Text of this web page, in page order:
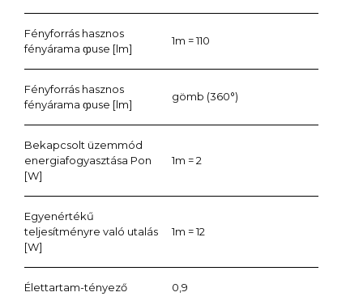
Fényforrás hasznos
fényárama ჶuse [lm]
1m = 110
Fényforrás hasznos
fényárama ჶuse [lm]
gömb (360°)
Bekapcsolt üzemmód
energiafogyasztása Pon
[W]
1m = 2
Egyenértékű
teljesítményre való utalás
[W]
1m = 12
Élettartam-tényező 0,9